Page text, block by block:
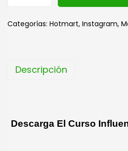
Categorías: Hotmart, Instagram,
Descripción
Descarga El Curso